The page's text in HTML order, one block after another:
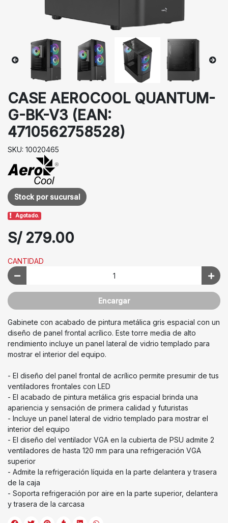
CASE AEROCOOL QUANTUM-
G-BK-V3 (EAN:
4710562758528)
SKU: 10020465
Stock por sucursal
Agotado.
S/ 279.00
CANTIDAD
Encargar
Gabinete con acabado de pintura metálica gris espacial con un
diseño de panel frontal acrílico. Este torre media de alto
rendimiento incluye un panel lateral de vidrio templado para
mostrar el interior del equipo.
- El diseño del panel frontal de acrílico permite presumir de tus
ventiladores frontales con LED
- El acabado de pintura metálica gris espacial brinda una
apariencia y sensación de primera calidad y futuristas
- Incluye un panel lateral de vidrio templado para mostrar el
interior del equipo
- El diseño del ventilador VGA en la cubierta de PSU admite 2
ventiladores de hasta 120 mm para una refrigeración VGA
superior
- Admite la refrigeración líquida en la parte delantera y trasera
de la caja
- Soporta refrigeración por aire en la parte superior, delantera
y trasera de la carcasa